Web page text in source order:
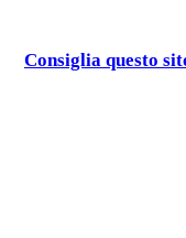
Consiglia questo